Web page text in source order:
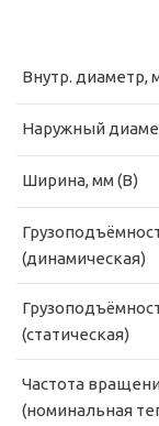
Внутр. диаметр,
Наружный
Ширина, мм (B)
(динамическая)
(статическая)
Частота
(номинальная